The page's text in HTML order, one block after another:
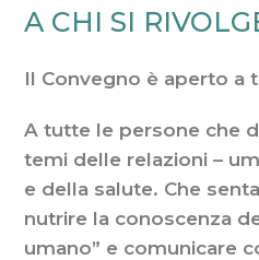
che
dà
energia
e
fiducia
alla
qualità
della
nostra
vita
A CHI SI
Il Convegno è aperto a
A tutte le persone che
temi delle relazioni –
e della salute. Che
nutrire la conoscenza
umano” e comunicare